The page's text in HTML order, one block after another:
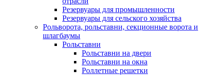
Резервуары для промышленности
Резервуары для сельского хозяйства
Рольворота, рольставни, секционные ворота и
шлагбаумы
Рольставни
Рольставни на двери
Рольставни на окна
Роллетные решетки